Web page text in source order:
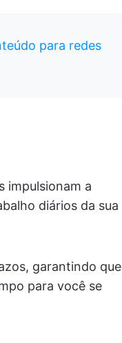
para redes
impulsionam a
diários da sua
garantindo que
para você se